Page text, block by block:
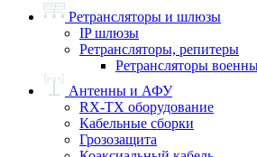
Ретрансляторы и шлюзы
IP шлюзы
Ретрансляторы, репитеры
Ретрансляторы
Антенны и АФУ
RX-TX оборудование
Кабельные сборки
Грозозащита